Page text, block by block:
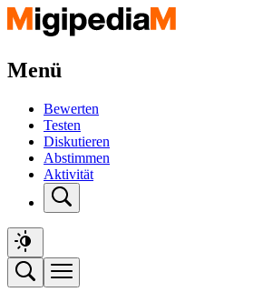
Menü
Bewerten
Testen
Diskutieren
Abstimmen
Aktivität